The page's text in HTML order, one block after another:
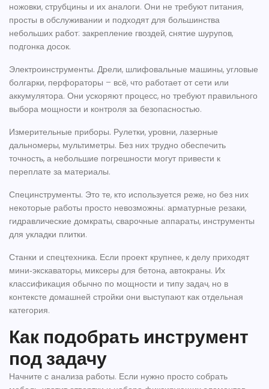
ножовки, струбцины и их аналоги. Они не требуют питания,
просты в обслуживании и подходят для большинства
небольших работ: закрепление гвоздей, снятие шурупов,
подгонка досок.
Электроинструменты. Дрели, шлифовальные машины, угловые
болгарки, перфораторы – всё, что работает от сети или
аккумулятора. Они ускоряют процесс, но требуют правильного
выбора мощности и контроля за безопасностью.
Измерительные приборы. Рулетки, уровни, лазерные
дальномеры, мультиметры. Без них трудно обеспечить
точность, а небольшие погрешности могут привести к
переплате за материалы.
Специнструменты. Это те, кто используется реже, но без них
некоторые работы просто невозможны: арматурные резаки,
гидравлические домкраты, сварочные аппараты, инструменты
для укладки плитки.
Станки и спецтехника. Если проект крупнее, к делу приходят
мини‑экскаваторы, миксеры для бетона, автокраны. Их
классификация обычно по мощности и типу задач, но в
контексте домашней стройки они выступают как отдельная
категория.
Как подобрать инструмент
под задачу
Начните с анализа работы. Если нужно просто собрать